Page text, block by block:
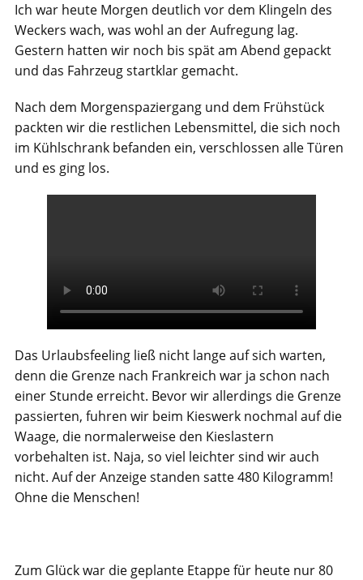
Ich war heute Morgen deutlich vor dem Klingeln des
Weckers wach, was wohl an der Aufregung lag.
Gestern hatten wir noch bis spät am Abend gepackt
und das Fahrzeug startklar gemacht.
Nach dem Morgenspaziergang und dem Frühstück
packten wir die restlichen Lebensmittel, die sich noch
im Kühlschrank befanden ein, verschlossen alle Türen
und es ging los.
Das Urlaubsfeeling ließ nicht lange auf sich warten,
denn die Grenze nach Frankreich war ja schon nach
einer Stunde erreicht. Bevor wir allerdings die Grenze
passierten, fuhren wir beim Kieswerk nochmal auf die
Waage, die normalerweise den Kieslastern
vorbehalten ist. Naja, so viel leichter sind wir auch
nicht. Auf der Anzeige standen satte 480 Kilogramm!
Ohne die Menschen!
Zum Glück war die geplante Etappe für heute nur 80